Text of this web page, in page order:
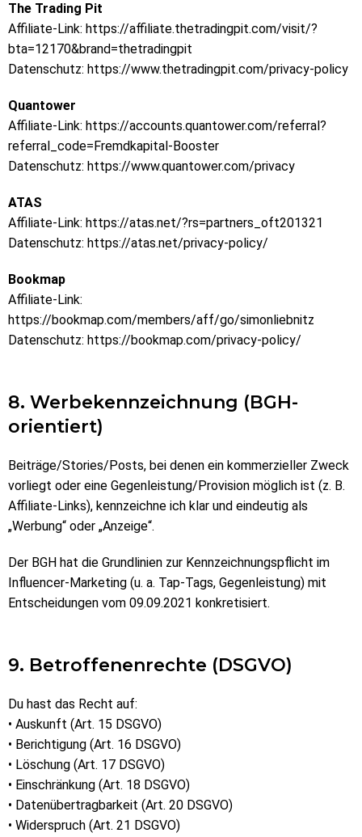
The Trading Pit
Affiliate-Link: https://affiliate.thetradingpit.com/visit/?
bta=12170&brand=thetradingpit
Datenschutz: https://www.thetradingpit.com/privacy-policy
Quantower
Affiliate-Link: https://accounts.quantower.com/referral?
referral_code=Fremdkapital-Booster
Datenschutz: https://www.quantower.com/privacy
ATAS
Affiliate-Link: https://atas.net/?rs=partners_oft201321
Datenschutz: https://atas.net/privacy-policy/
Bookmap
Affiliate-Link:
https://bookmap.com/members/aff/go/simonliebnitz
Datenschutz: https://bookmap.com/privacy-policy/
8. Werbekennzeichnung (BGH-
orientiert)
Beiträge/Stories/Posts, bei denen ein kommerzieller Zweck
vorliegt oder eine Gegenleistung/Provision möglich ist (z. B.
Affiliate-Links), kennzeichne ich klar und eindeutig als
„Werbung“ oder „Anzeige“.
Der BGH hat die Grundlinien zur Kennzeichnungspflicht im
Influencer-Marketing (u. a. Tap-Tags, Gegenleistung) mit
Entscheidungen vom 09.09.2021 konkretisiert.
9. Betroffenenrechte (DSGVO)
Du hast das Recht auf:
• Auskunft (Art. 15 DSGVO)
• Berichtigung (Art. 16 DSGVO)
• Löschung (Art. 17 DSGVO)
• Einschränkung (Art. 18 DSGVO)
• Datenübertragbarkeit (Art. 20 DSGVO)
• Widerspruch (Art. 21 DSGVO)